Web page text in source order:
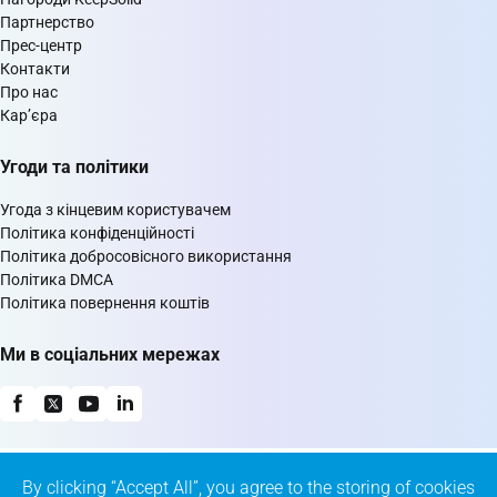
Партнерство
Прес-центр
Контакти
Про нас
Кар’єра
Угоди та політики
Угода з кінцевим користувачем
Політика конфіденційності
Політика добросовісного використання
Політика DMCA
Політика повернення коштів
Ми в соціальних мережах
By clicking “Accept All”, you agree to the storing of cookies